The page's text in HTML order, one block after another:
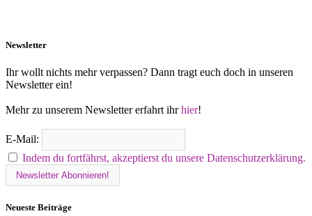
Newsletter
Ihr wollt nichts mehr verpassen? Dann tragt euch doch in unseren
Newsletter ein!
Mehr zu unserem Newsletter erfahrt ihrhier!
E-Mail:
Indem du fortfährst, akzeptierst du unsere Datenschutzerklärung.
Neueste Beiträge